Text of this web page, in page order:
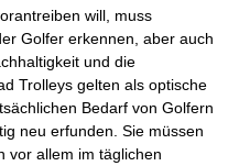
will, muss
Golfer erkennen, aber auch
und die
Trolleys gelten als optische
Bedarf von Golfern
neu erfunden. Sie müssen
vor allem im täglichen